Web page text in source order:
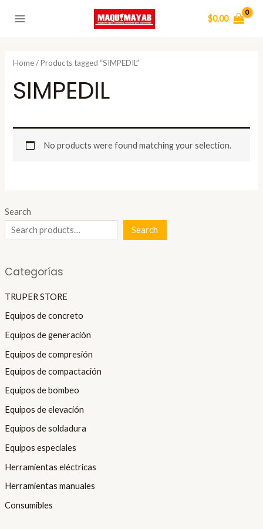
$0.00
Search
Search
Categorías
TRUPER STORE
Equipos de concreto
Equipos de generación
Equipos de compresión
Equipos de compactación
Equipos de bombeo
Equipos de elevación
Equipos de soldadura
Equipos especiales
Herramientas eléctricas
Herramientas manuales
Consumibles
Home/ Products tagged “SIMPEDIL”
SIMPEDIL
No products were found matching your selection.